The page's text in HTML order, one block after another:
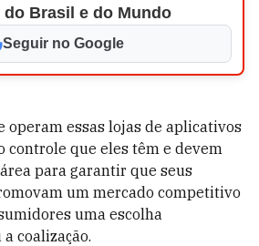
Brasil e do Mundo
Seguir no Google
operam essas lojas de aplicativos
controle que eles têm e devem
para garantir que seus
um mercado competitivo
uma escolha
coalização.